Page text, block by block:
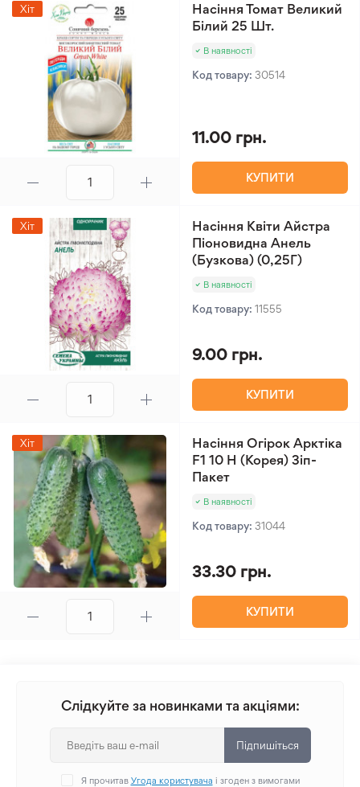
Хіт
Насіння Томат Великий
Білий 25 Шт.
В наявності
Код товару: 30514
11.00 грн.
КУПИТИ
Хіт
Насіння Квіти Айстра
Піоновидна Анель
(Бузкова) (0,25Г)
В наявності
Код товару: 11555
9.00 грн.
КУПИТИ
Хіт
Насіння Огірок Арктіка
F1 10 Н (Корея) Зіп-
Пакет
В наявності
Код товару: 31044
33.30 грн.
КУПИТИ
Слідкуйте за новинками та акціями:
Підпишіться
Я прочитав Угода користувача і згоден з вимогами